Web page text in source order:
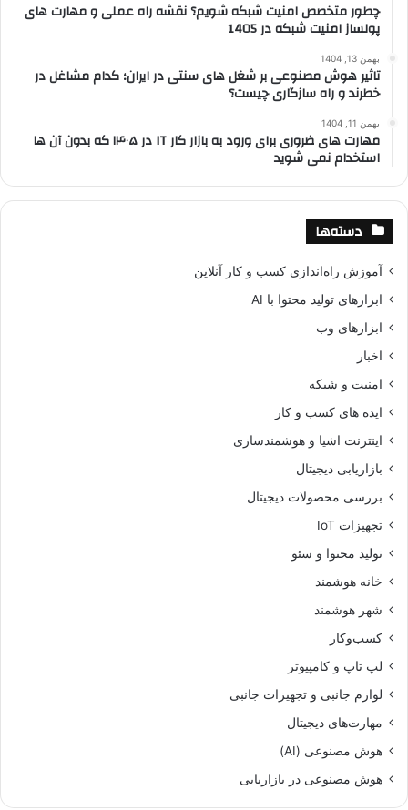
چطور متخصص امنیت شبکه شویم؟ نقشه راه عملی و مهارت های
پولساز امنیت شبکه در 1405
بهمن 13, 1404
تاثیر هوش مصنوعی بر شغل های سنتی در ایران؛ کدام مشاغل در
خطرند و راه سازگاری چیست؟
بهمن 11, 1404
مهارت های ضروری برای ورود به بازار کار IT در ۱۴۰۵ که بدون آن ها
استخدام نمی شوید
دسته‌ها
آموزش راه‌اندازی کسب و کار آنلاین
ابزارهای تولید محتوا با AI
ابزارهای وب
اخبار
امنیت و شبکه
ایده های کسب و کار
اینترنت اشیا و هوشمندسازی
بازاریابی دیجیتال
بررسی محصولات دیجیتال
تجهیزات IoT
تولید محتوا و سئو
خانه هوشمند
شهر هوشمند
کسب‌وکار
لپ تاپ و کامپیوتر
لوازم جانبی و تجهیزات جانبی
مهارت‌های دیجیتال
هوش مصنوعی (AI)
هوش مصنوعی در بازاریابی